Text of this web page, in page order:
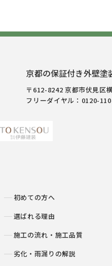
京都の保証付き外壁塗
〒612-8242 京都市伏見区
フリーダイヤル：0120-
初めての方へ
選ばれる理由
施工の流れ・施工品質
劣化・雨漏りの解説